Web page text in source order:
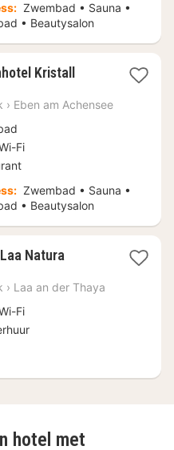
Zwembad • Sauna •
• Beautysalon
Kristall 1
vanaf
› Eben am Achensee
Fi
Zwembad • Sauna •
• Beautysalon
Natura1
vanaf
› Laa an der Thaya
Fi
hotel met